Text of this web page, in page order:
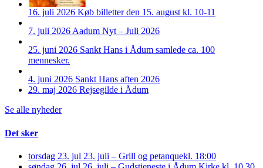
16. juli 2026 Køb billetter den 15. august kl. 10-11
7. juli 2026 Aadum Nyt – Juli 2026
25. juni 2026 Sankt Hans i Ådum samlede ca. 100
mennesker.
4. juni 2026 Sankt Hans aften 2026
29. maj 2026 Rejsegilde i Ådum
Se alle nyheder
Det sker
torsdag 23. jul 23. juli – Grill og petanquekl. 18:00